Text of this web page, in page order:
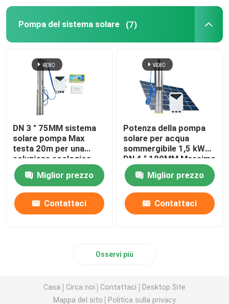
Pompa del sistema solare (7)
DN 3 " 75MM sistema
solare pompa Max
testa 20m per una
soluzione ecologica
Miglior prezzo
Contattaci
Potenza della pompa
solare per acqua
sommergibile 1,5 kW
DN 4 " 100MM Massimo
flusso: 6 -7 M3 / ora
Miglior prezzo
Contattaci
Osservi più
Casa Circa noi Contattaci
Desktop Site
Mappa del sito
Politica sulla privacy